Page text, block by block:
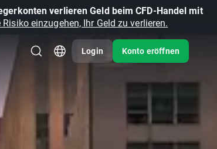
verlieren Geld beim CFD-Handel mit
einzugehen, Ihr Geld zu verlieren.
Login Konto eröffnen